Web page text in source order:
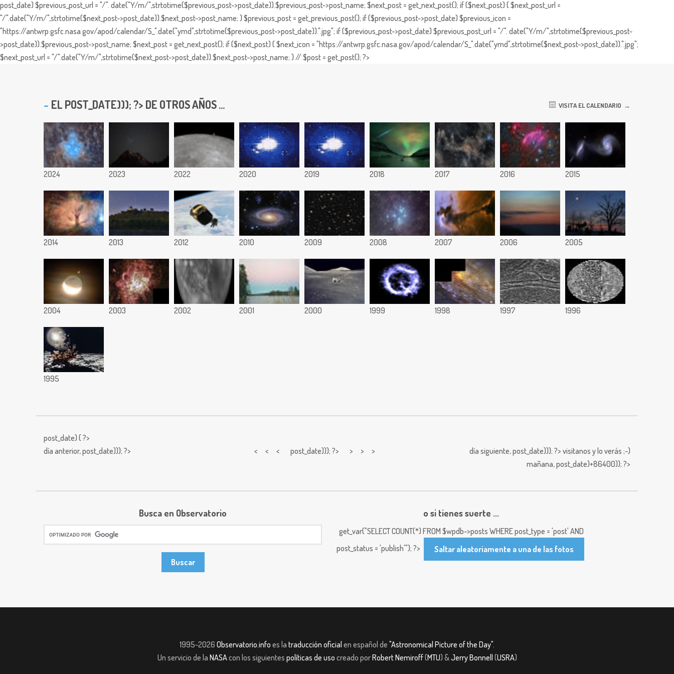
post_date) $previous_post_url = "/". date("Y/m/",strtotime($previous_post->post_date)).$previous_post->post_name; $next_post = get_next_post(); if ($next_post) { $next_post_url =
"/".date("Y/m/",strtotime($next_post->post_date)).$next_post->post_name; } $previous_post = get_previous_post(); if ($previous_post->post_date) $previous_icon =
"https://antwrp.gsfc.nasa.gov/apod/calendar/S_".date("ymd",strtotime($previous_post->post_date)).".jpg"; if ($previous_post->post_date) $previous_post_url = "/". date("Y/m/",strtotime($previous_post-
>post_date)).$previous_post->post_name; $next_post = get_next_post(); if ($next_post) { $next_icon = "https://antwrp.gsfc.nasa.gov/apod/calendar/S_".date("ymd",strtotime($next_post->post_date)).".jpg";
$next_post_url = "/".date("Y/m/",strtotime($next_post->post_date)).$next_post->post_name; } // $post = get_post(); ?>
EL POST_DATE))); ?> DE OTROS AÑOS ... VISITA EL CALENDARIO
2024 2023 2022 2020 2019 2018 2017 2016 2015
2014 2013 2012 2010 2009 2008 2007 2006 2005
2004 2003 2002 2001 2000 1999 1998 1997 1996
1995
post_date) { ?>
día anterior,post_date))); ?> < < < post_date))); ?> > > > día siguiente,post_date))); ?> visitanos y lo verás ;-)
mañana,post_date)+86400)); ?>
Busca en Observatorio o si tienes suerte ...
get_var("SELECT COUNT(*) FROM $wpdb->posts WHERE post_type = 'post' AND
post_status = 'publish'"); ?>
Saltar aleatoriamente a una de las fotos
1995-2026 Observatorio.info es la traducción oficial en español de "Astronomical Picture of the Day".
Un servicio de la NASAcon los siguientes políticas de uso creado porRobert Nemiroff(MTU) &Jerry Bonnell (USRA)